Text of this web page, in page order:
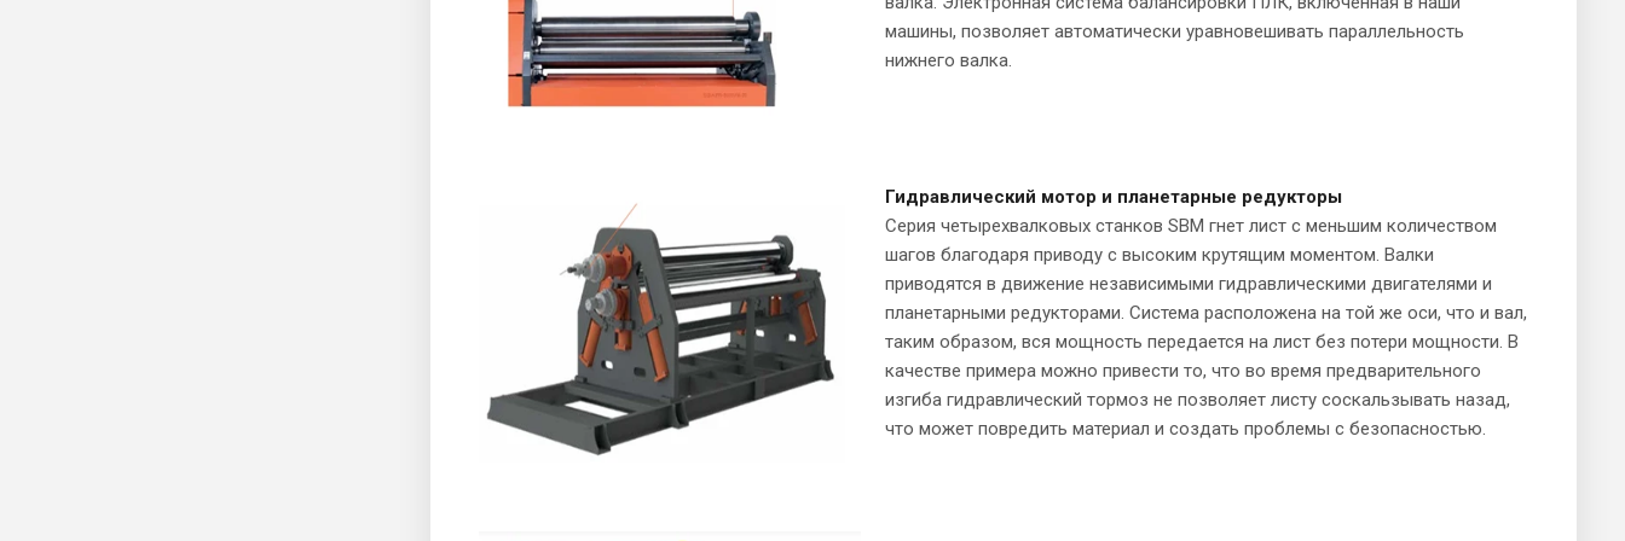
машины, позволяет автоматически уравновешивать параллельность
нижнего валка.
Гидравлический мотор и планетарные редукторы
Серия четырехвалковых станков SBM гнет лист с меньшим количеством
шагов благодаря приводу с высоким крутящим моментом. Валки
приводятся в движение независимыми гидравлическими двигателями и
планетарными редукторами. Система расположена на той же оси, что и вал,
таким образом, вся мощность передается на лист без потери мощности. В
качестве примера можно привести то, что во время предварительного
изгиба гидравлический тормоз не позволяет листу соскальзывать назад,
что может повредить материал и создать проблемы с безопасностью.